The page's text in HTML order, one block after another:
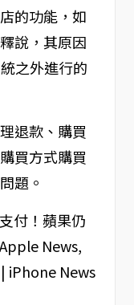
的功能，如
說，其原因
之外進行的
退款、購買
買方式購買
題。